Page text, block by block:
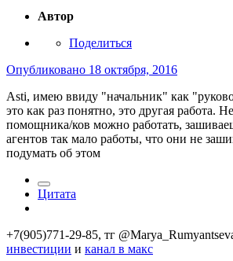
Автор
Поделиться
Опубликовано 18 октября, 2016
Asti, имею ввиду "начальник" как
это как раз понятно, это другая работа.
помощника/ков можно работать,
агентов так мало работы, что они не
подумать об этом
Цитата
+7(905)771-29-85, тг
инвестиции и канал в макс